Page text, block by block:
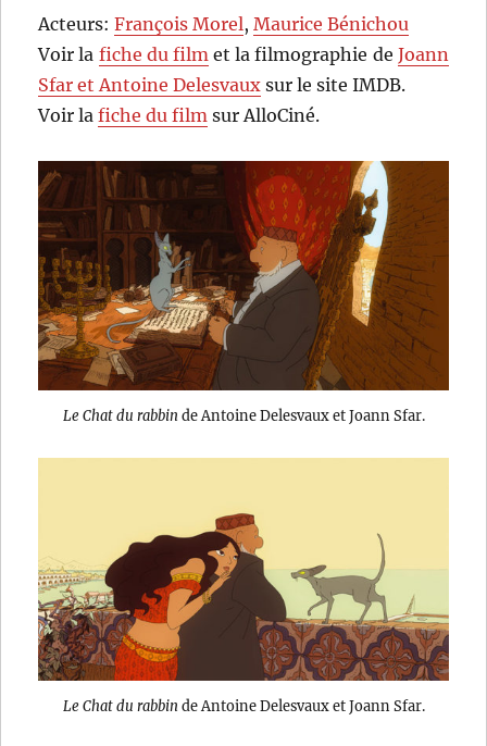
Acteurs:François Morel,Maurice Bénichou
Voir la fiche du filmet la filmographie de Joann
Sfar et Antoine Delesvaux sur le site IMDB.
Voir lafiche du film sur AlloCiné.
Le Chat du rabbin de Antoine Delesvaux et Joann Sfar.
Le Chat du rabbin de Antoine Delesvaux et Joann Sfar.